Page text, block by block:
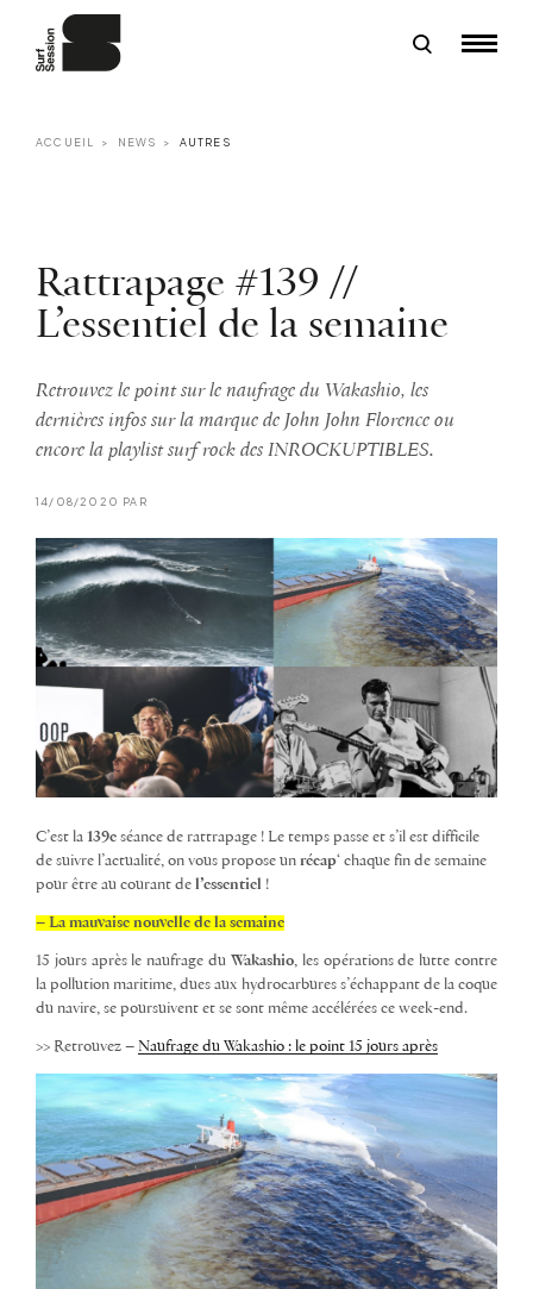
ACCUEIL NEWS AUTRES
Rattrapage #139 //
L’essentiel de la semaine
Retrouvez le point sur le naufrage du Wakashio, les
dernières infos sur la marque de John John Florence ou
encore la playlist surf rock des INROCKUPTIBLES.
14/08/2020 PAR
C’est la 139e séance de rattrapage ! Le temps passe et s’il est difficile
de suivre l’actualité, on vous propose un récap‘ chaque fin de semaine
pour être au courant de l’essentiel !
– La mauvaise nouvelle de la semaine
15 jours après le naufrage du Wakashio, les opérations de lutte contre
la pollution maritime, dues aux hydrocarbures s’échappant de la coque
du navire, se poursuivent et se sont même accélérées ce week-end.
>> Retrouvez – Naufrage du Wakashio : le point 15 jours après